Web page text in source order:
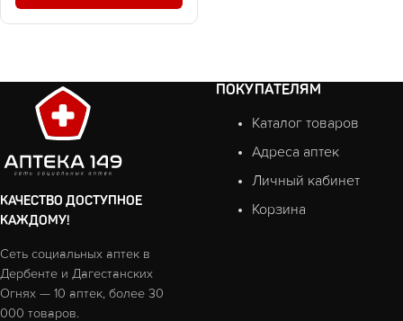
КАЧЕСТВО ДОСТУПНОЕ
КАЖДОМУ!
Сеть социальных аптек в
Дербенте и Дагестанских
Огнях — 10 аптек, более 30
000 товаров.
ПОКУПАТЕЛЯМ
Каталог товаров
Адреса аптек
Личный кабинет
Корзина